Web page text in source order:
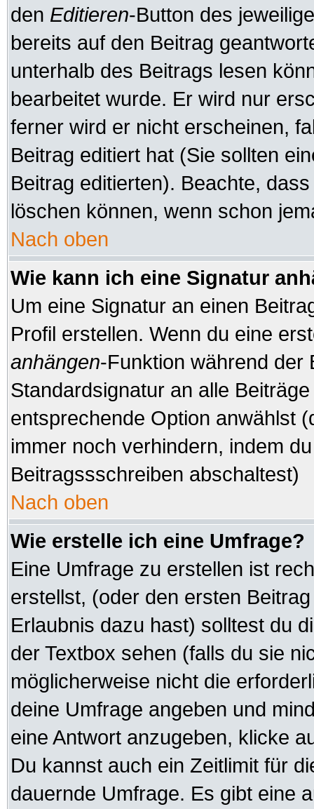
den Editieren-Button des
bereits auf den Beitrag
unterhalb des Beitrags lesen
bearbeitet wurde. Er wird nur
ferner wird er nicht erscheinen,
Beitrag editiert hat (Sie sollten
Beitrag editierten). Beachte,
löschen können, wenn schon
Nach oben
Wie kann ich eine Signatur
Um eine Signatur an einen
Profil erstellen. Wenn du eine
anhängen-Funktion während der
Standardsignatur an alle
entsprechende Option anwählst
immer noch verhindern, indem
Beitragssschreiben abschaltest)
Nach oben
Wie erstelle ich eine Umfrage?
Eine Umfrage zu erstellen ist
erstellst, (oder den ersten
Erlaubnis dazu hast) solltest du
der Textbox sehen (falls du sie
möglicherweise nicht die
deine Umfrage angeben und
eine Antwort anzugeben, klicke
Du kannst auch ein Zeitlimit für
dauernde Umfrage. Es gibt eine